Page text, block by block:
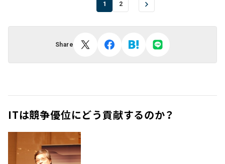
1 2
Share
ITは競争優位にどう貢献するのか？